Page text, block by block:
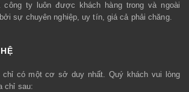
ty luôn được khách hàng trong và ngoài
sự chuyên nghiệp, uy tín, giá cả phải chăng.
chỉ có một cơ sở duy nhất. Quý khách vui lòng
chỉ sau: